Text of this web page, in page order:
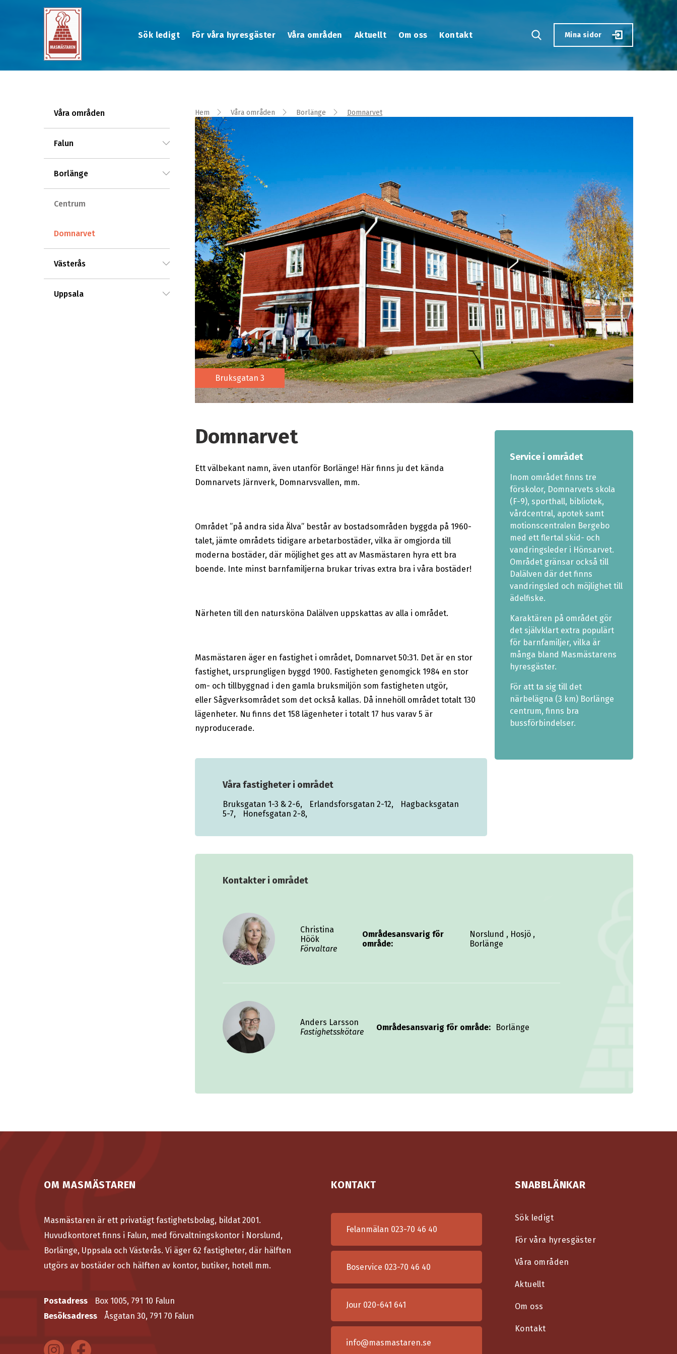
Sök ledigt För våra hyresgäster Våra områden Aktuellt Om oss Kontakt Mina sidor
Våra områden
Falun
Borlänge
Centrum
Domnarvet
Västerås
Uppsala
Hem Våra områden Borlänge Domnarvet
Bruksgatan 3
Domnarvet
Ett välbekant namn, även utanför Borlänge! Här finns ju det kända
Domnarvets Järnverk, Domnarvsvallen, mm.
Området ”på andra sida Älva” består av bostadsområden byggda på 1960-
talet, jämte områdets tidigare arbetarbostäder, vilka är omgjorda till
moderna bostäder, där möjlighet ges att av Masmästaren hyra ett bra
boende. Inte minst barnfamiljerna brukar trivas extra bra i våra bostäder!
Närheten till den natursköna Dalälven uppskattas av alla i området.
Masmästaren äger en fastighet i området, Domnarvet 50:31. Det är en stor
fastighet, ursprungligen byggd 1900. Fastigheten genomgick 1984 en stor
om- och tillbyggnad i den gamla bruksmiljön som fastigheten utgör,
eller Sågverksområdet som det också kallas. Då innehöll området totalt 130
lägenheter. Nu finns det 158 lägenheter i totalt 17 hus varav 5 är
nyproducerade.
Våra fastigheter i området
Bruksgatan 1-3 & 2-6, Erlandsforsgatan 2-12,
Hagbacksgatan
5-7,
Honefsgatan 2-8,
Service i området
Inom området finns tre
förskolor, Domnarvets skola
(F-9), sporthall, bibliotek,
vårdcentral, apotek samt
motionscentralen Bergebo
med ett flertal skid- och
vandringsleder i Hönsarvet.
Området gränsar också till
Dalälven där det finns
vandringsled och möjlighet till
ädelfiske.
Karaktären på området gör
det självklart extra populärt
för barnfamiljer, vilka är
många bland Masmästarens
hyresgäster.
För att ta sig till det
närbelägna (3 km) Borlänge
centrum, finns bra
bussförbindelser.
Kontakter i området
Christina
Höök
Förvaltare
Områdesansvarig för
område:
Norslund , Hosjö ,
Borlänge
Anders Larsson
Fastighetsskötare
Områdesansvarig för område: Borlänge
OM MASMÄSTAREN
Masmästaren är ett privatägt fastighetsbolag, bildat 2001.
Huvudkontoret finns i Falun, med förvaltningskontor i Norslund,
Borlänge, Uppsala och Västerås. Vi äger 62 fastigheter, där hälften
utgörs av bostäder och hälften av kontor, butiker, hotell mm.
Postadress
Box 1005, 791 10 Falun
Besöksadress
Åsgatan 30, 791 70 Falun
KONTAKT
Felanmälan 023-70 46 40
Boservice 023-70 46 40
Jour 020-641 641
info@masmastaren.se
SNABBLÄNKAR
Sök ledigt
För våra hyresgäster
Våra områden
Aktuellt
Om oss
Kontakt